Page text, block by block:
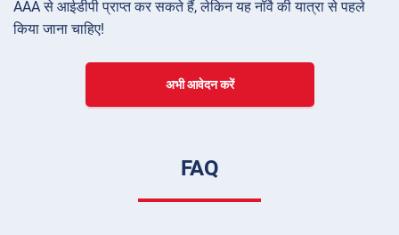
AAA से आईडीपी प्राप्त कर सकते हैं, लेकिन यह नॉर्वे की यात्रा से पहले
किया जाना चाहिए!
अभी आवेदन करें
FAQ